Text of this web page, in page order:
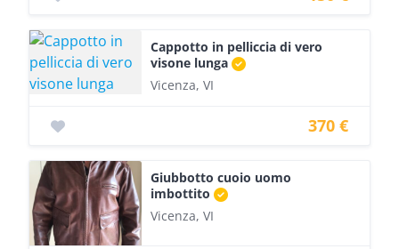
Cappotto in pelliccia di vero
visone lunga
Vicenza, VI
370 €
Giubbotto cuoio uomo
imbottito
Vicenza, VI